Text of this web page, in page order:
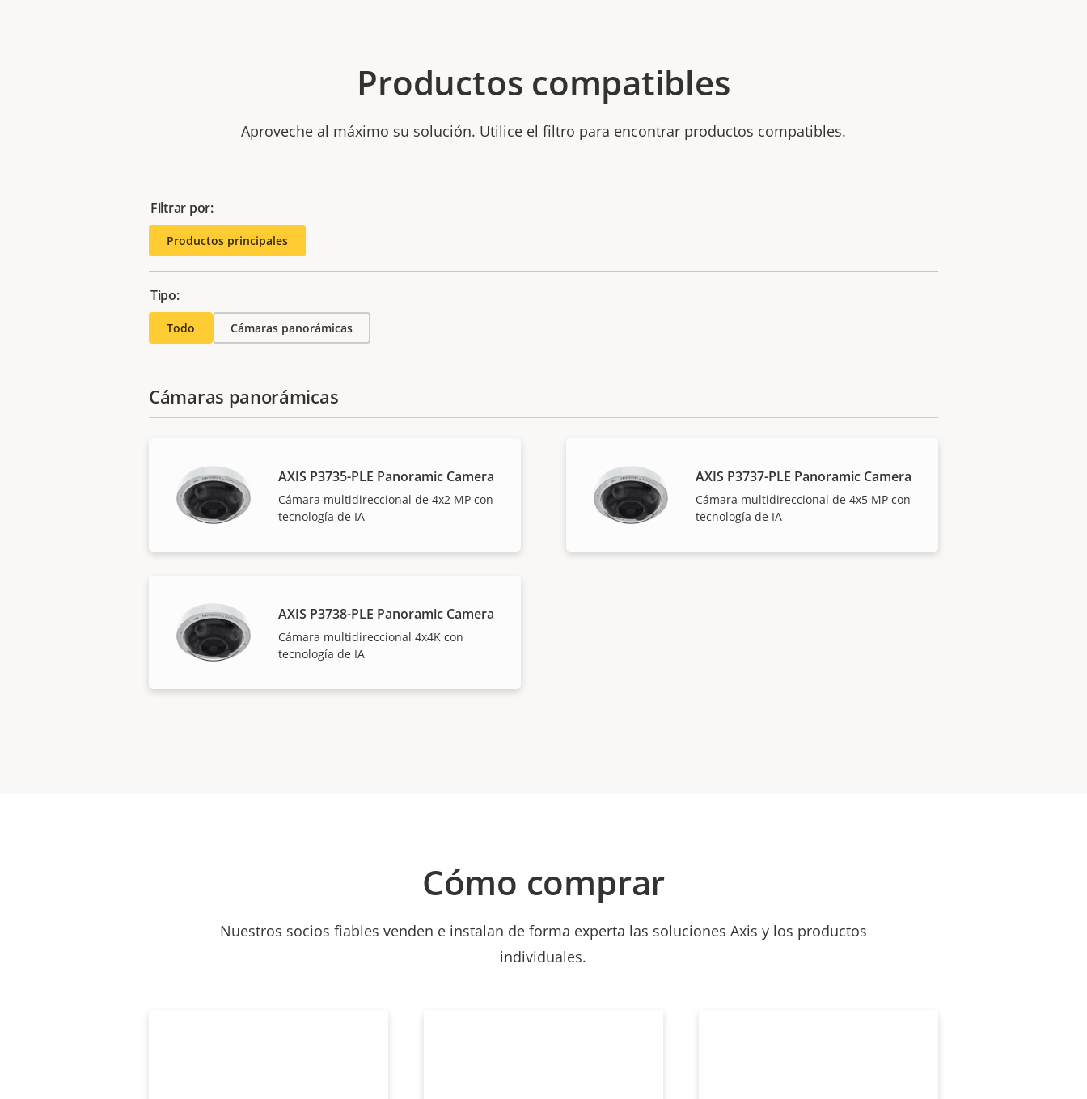
Productos compatibles
Aproveche al máximo su solución. Utilice el filtro para encontrar productos compatibles.
Filtrar por:
Productos principales
Tipo:
Todo Cámaras panorámicas
Cámaras panorámicas
AXIS P3735-PLE Panoramic Camera
Cámara multidireccional de 4x2 MP con
tecnología de IA
AXIS P3737-PLE Panoramic Camera
Cámara multidireccional de 4x5 MP con
tecnología de IA
AXIS P3738-PLE Panoramic Camera
Cámara multidireccional 4x4K con
tecnología de IA
Cómo comprar
Nuestros socios fiables venden e instalan de forma experta las soluciones Axis y los productos
individuales.